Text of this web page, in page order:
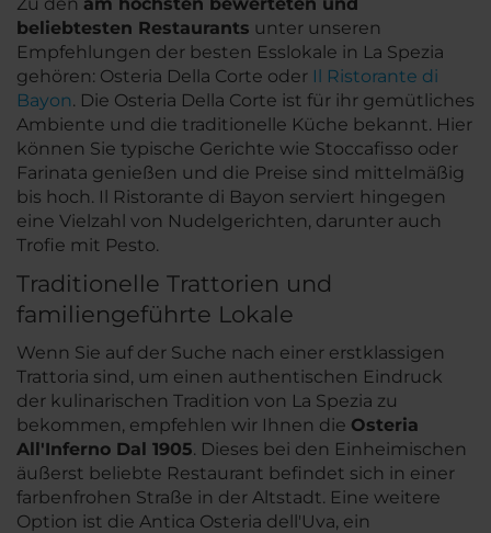
beliebtesten Restaurants unter unseren
Empfehlungen der besten Esslokale in La Spezia
gehören: Osteria Della Corte oder Il Ristorante di
Bayon. Die Osteria Della Corte ist für ihr gemütliches
Ambiente und die traditionelle Küche bekannt. Hier
können Sie typische Gerichte wie Stoccafisso oder
Farinata genießen und die Preise sind mittelmäßig
bis hoch. Il Ristorante di Bayon serviert hingegen
eine Vielzahl von Nudelgerichten, darunter auch
Trofie mit Pesto.
Traditionelle Trattorien und
familiengeführte Lokale
Wenn Sie auf der Suche nach einer erstklassigen
Trattoria sind, um einen authentischen Eindruck
der kulinarischen Tradition von La Spezia zu
bekommen, empfehlen wir Ihnen die Osteria
All'Inferno Dal 1905. Dieses bei den Einheimischen
äußerst beliebte Restaurant befindet sich in einer
farbenfrohen Straße in der Altstadt. Eine weitere
Option ist die Antica Osteria dell'Uva, ein